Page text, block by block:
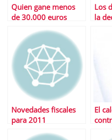
Quien gane menos
de 30.000 euros
desgravÃ¡ndose la
vivienda en 2011
Los
la
Novedades fiscales
para 2011
El